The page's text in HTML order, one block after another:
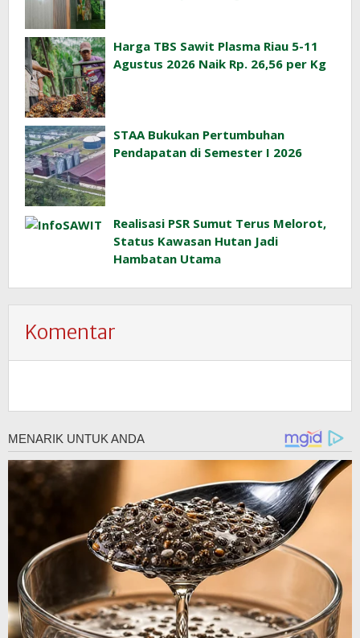
Harga TBS Sawit Plasma Riau 5-11
Agustus 2026 Naik Rp. 26,56 per Kg
STAA Bukukan Pertumbuhan
Pendapatan di Semester I 2026
Realisasi PSR Sumut Terus Melorot,
Status Kawasan Hutan Jadi
Hambatan Utama
Komentar